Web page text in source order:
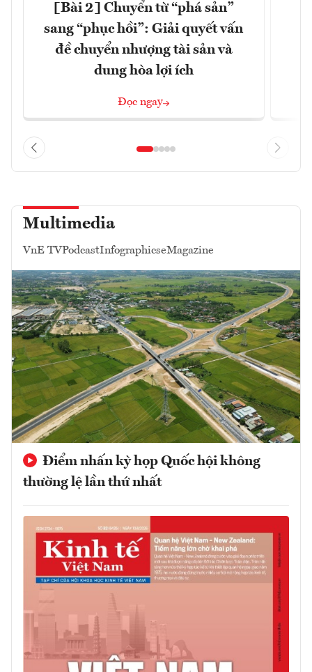
[Bài 2] Chuyển từ “phá sản”
sang “phục hồi”: Giải quyết vấn
đề chuyển nhượng tài sản và
dung hòa lợi ích
Đọc ngay
Multimedia
VnE TVPodcastInfographicseMagazine
Điểm nhấn kỳ họp Quốc hội không
thường lệ lần thứ nhất